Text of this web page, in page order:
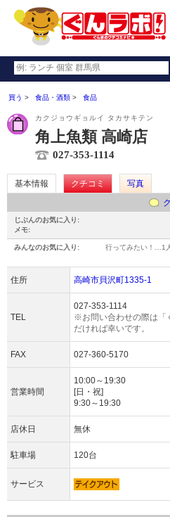
買う 食品・酒類 食品
カクジョウギョルイ タカサキテン
角上魚類 高崎店
027-353-1114
基本情報 クチコミ
写真
じぶんのお気に入り:
メモ:
みんなのお気に入り: 行ってみたい！… 1人
住所 高崎市貝沢町1335-1
TEL
027-353-1114
※お問い合わせの際は「
だければ幸いです。
FAX 027-360-5170
営業時間
10:00～19:30
[日・祝]
9:30～19:30
店休日 無休
駐車場 120台
サービス